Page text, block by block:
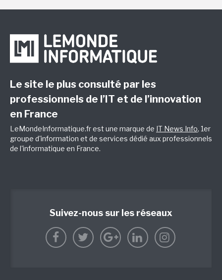
Le site le plus consulté par les
professionnels de l’IT et de l’innovation
en France
LeMondeInformatique.fr est une marque de IT News Info, 1er
groupe d'information et de services dédié aux professionnels
de l'informatique en France.
Suivez-nous sur les réseaux